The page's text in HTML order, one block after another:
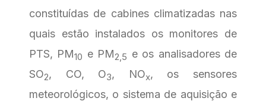
constituídas de cabines climatizadas nas
quais estão instalados os monitores de
PTS, PM10 e PM2,5 e os analisadores de
SO2, CO, O3, NOx, os sensores
meteorológicos, o sistema de aquisição e